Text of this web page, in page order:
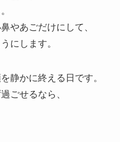
やあごだけにして、
にします。
静かに終える日です。
ごせるなら、